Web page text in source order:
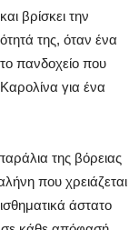
βρίσκει την
της, όταν ένα
πανδοχείο που
για ένα
της βόρειας
που χρειάζεται
άστατο